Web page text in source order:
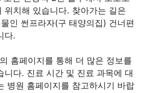
위치해 있습니다. 찾아가는 길은
인 썬프라자(구 태양의집) 건너편
다.
홈페이지를 통해 더 많은 정보를
니다. 진료 시간 및 진료 과목에 대
병원 홈페이지를 참고하시기 바랍